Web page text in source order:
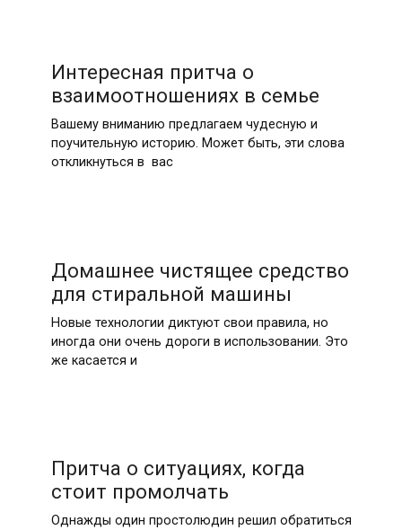
Интересная притча о
взаимоотношениях в семье
Вашему вниманию предлагаем чудесную и
поучительную историю. Может быть, эти слова
откликнуться в вас
Домашнее чистящее средство
для стиральной машины
Новые технологии диктуют свои правила, но
иногда они очень дороги в использовании. Это
же касается и
Притча о ситуациях, когда
стоит промолчать
Однажды один простолюдин решил обратиться